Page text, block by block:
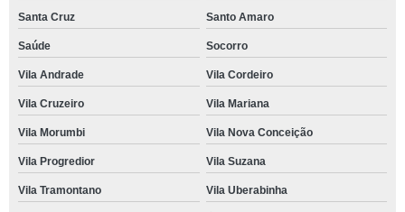
Santa Cruz Santo Amaro
Saúde Socorro
Vila Andrade Vila Cordeiro
Vila Cruzeiro Vila Mariana
Vila Morumbi Vila Nova Conceição
Vila Progredior Vila Suzana
Vila Tramontano Vila Uberabinha